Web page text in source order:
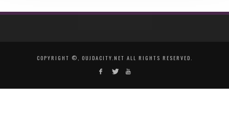
COPYRIGHT ©, OUJDACITY.NET ALL RIGHTS RESERVED.